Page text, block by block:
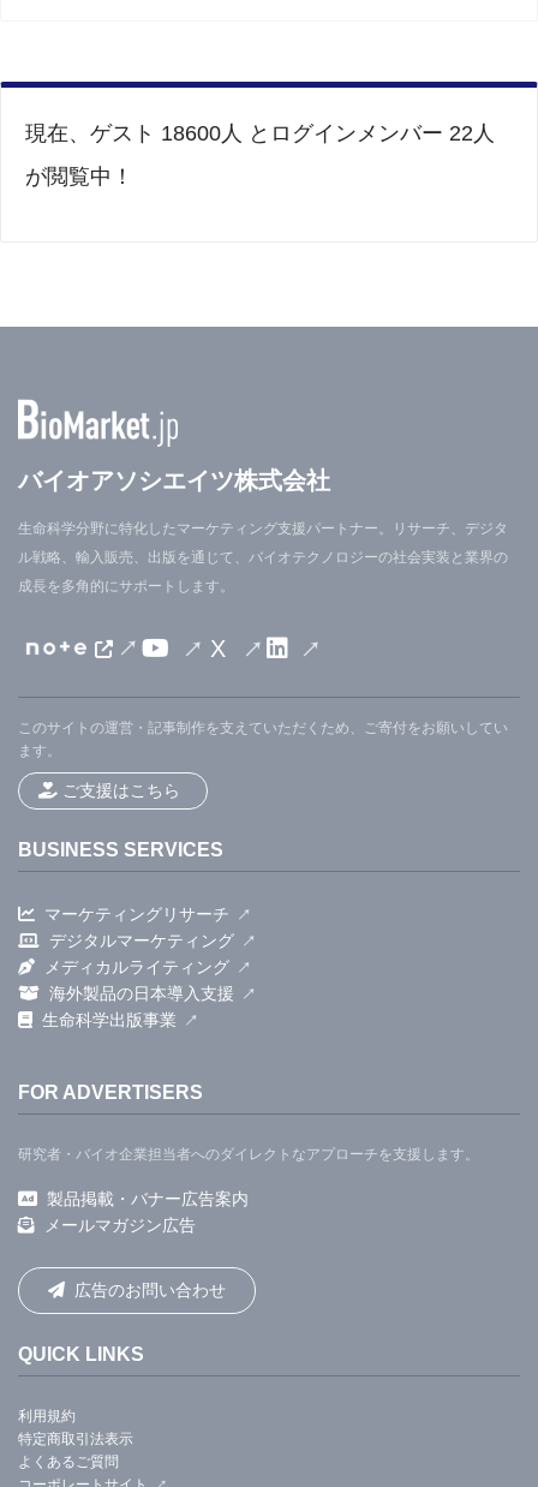
現在、ゲスト 18600人 とログインメンバー 22人
が閲覧中！
バイオアソシエイツ株式会社
生命科学分野に特化したマーケティング支援パートナー。リサーチ、デジタ
ル戦略、輸入販売、出版を通じて、バイオテクノロジーの社会実装と業界の
成長を多角的にサポートします。
X
このサイトの運営・記事制作を支えていただくため、ご寄付をお願いしてい
ます。
ご支援はこちら
BUSINESS SERVICES
マーケティングリサーチ
デジタルマーケティング
メディカルライティング
海外製品の日本導入支援
生命科学出版事業
FOR ADVERTISERS
研究者・バイオ企業担当者へのダイレクトなアプローチを支援します。
製品掲載・バナー広告案内
メールマガジン広告
広告のお問い合わせ
QUICK LINKS
利用規約
特定商取引法表示
よくあるご質問